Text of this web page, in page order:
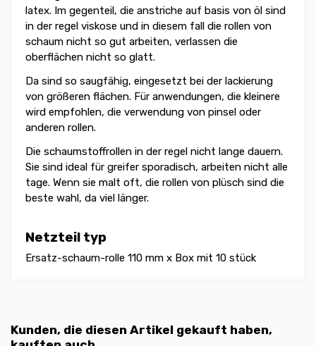
latex. Im gegenteil, die anstriche auf basis von öl sind
in der regel viskose und in diesem fall die rollen von
schaum nicht so gut arbeiten, verlassen die
oberflächen nicht so glatt.
Da sind so saugfähig, eingesetzt bei der lackierung
von größeren flächen. Für anwendungen, die kleinere
wird empfohlen, die verwendung von pinsel oder
anderen rollen.
Die schaumstoffrollen in der regel nicht lange dauern.
Sie sind ideal für greifer sporadisch, arbeiten nicht alle
tage. Wenn sie malt oft, die rollen von plüsch sind die
beste wahl, da viel länger.
Netzteil typ
Ersatz-schaum-rolle 110 mm x Box mit 10 stück
Kunden, die diesen Artikel gekauft haben,